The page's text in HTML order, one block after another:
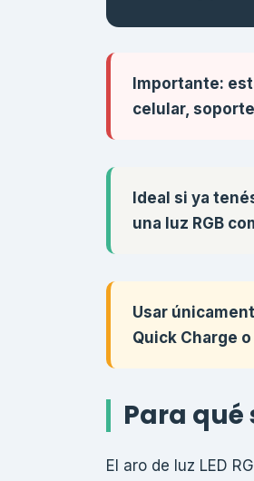
Importante:
celular,
Ideal si ya
una luz RGB
Usar
Quick Charge
Para qué
El aro de luz LED